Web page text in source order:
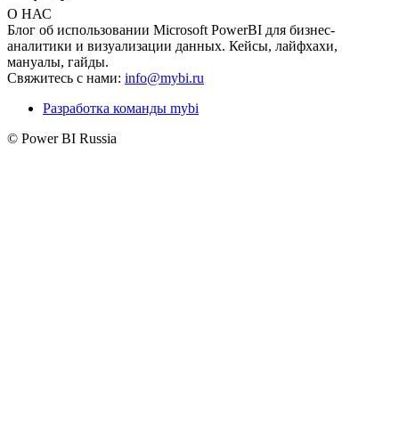
О НАС
Блог об использовании Microsoft PowerBI для бизнес-
аналитики и визуализации данных. Кейсы, лайфхахи,
мануалы, гайды.
Свяжитесь с нами: info@mybi.ru
Разработка команды mybi
© Power BI Russia